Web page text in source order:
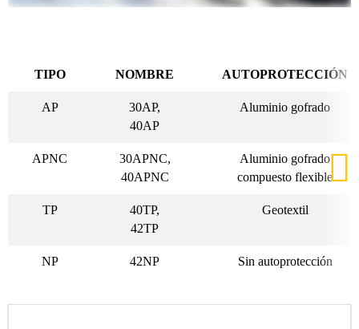
TIPO NOMBRE AUTOPROTECCIÓN
AP
30AP,
40AP
Aluminio gofrado
APNC
30APNC,
40APNC
Aluminio gofrado
compuesto flexible
TP
40TP,
42TP
Geotextil
NP 42NP Sin autoprotección